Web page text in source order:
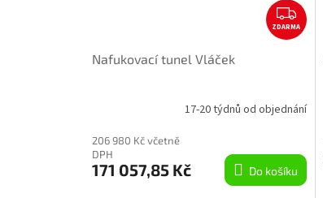
Z
D
A
ZDARMA
Nafukovací tunel Vláček
17-20 týdnů od objednání
206 980 Kč včetně
DPH
171 057,85 Kč Do košíku